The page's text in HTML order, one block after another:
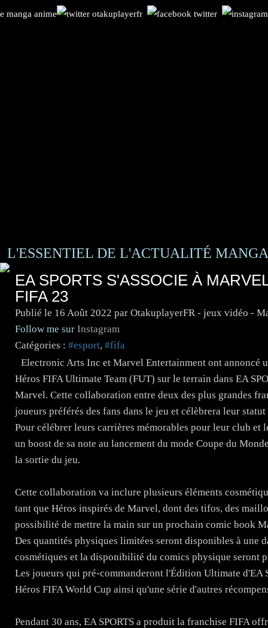
L'ESSENTIEL DE L'ACTUALITÉ
EA SPORTS S'ASSOCIE À
FIFA 23
Publié le 16 Août 2022 par OtakuplayerFR - jeux vidéo -
Follow me sur Instagram
Catégories : #esport, #fifa
Electronic Arts Inc et Marvel Entertainment ont annoncé
Héros FIFA Ultimate Team (FUT) sur le terrain dans EA
Marvel. Cette collaboration entre deux des plus grandes
joueurs préférés des fans dans le jeu et célèbrera leur
Pour célébrer leurs carrières mémorables pour leur club et
un boost de sa note au lancement du mode Coupe du
la sortie du jeu.
Cette collaboration va inclure plusieurs éléments
tant que Héros inspirés de Marvel, dont des tifos, des
possibilité de mettre la main sur un prochain comic book
Des quantités physiques limitées seront disponibles à une
cosmétiques et la disponibilité du comics physique seront
Les joueurs qui pré-commanderont l'Édition Ultimate d'EA
Héros FIFA World Cup ainsi qu'une série d'autres
Pendant 30 ans, EA SPORTS a produit la franchise FIFA